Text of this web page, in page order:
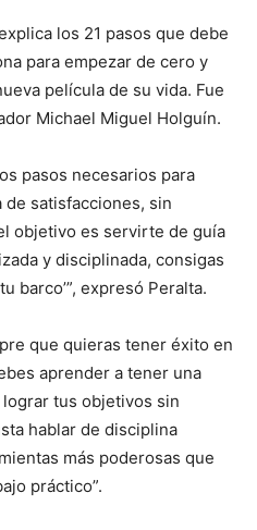
los 21 pasos que debe
para empezar de cero y
película de su vida. Fue
Michael Miguel Holguín.
pasos necesarios para
satisfacciones, sin
objetivo es servirte de guía
y disciplinada, consigas
barco’”, expresó Peralta.
que quieras tener éxito en
aprender a tener una
lograr tus objetivos sin
hablar de disciplina
más poderosas que
práctico”.